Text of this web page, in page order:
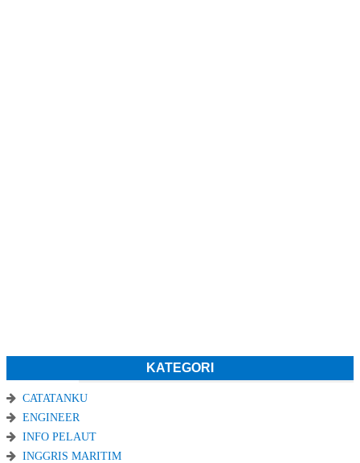
KATEGORI
CATATANKU
ENGINEER
INFO PELAUT
INGGRIS MARITIM